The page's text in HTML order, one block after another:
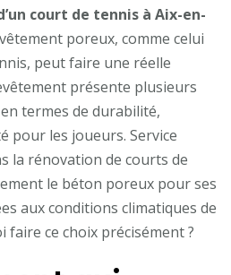
opter
pour
un
revêtement
poreux
lors
de
la
Rénovation
d’un
court de tennis à Aix-en-
poreux, comme celui
peut faire une réelle
présente plusieurs
termes de durabilité,
pour les joueurs. Service
la rénovation de courts de
le béton poreux pour ses
aux conditions climatiques de
ce choix précisément ?